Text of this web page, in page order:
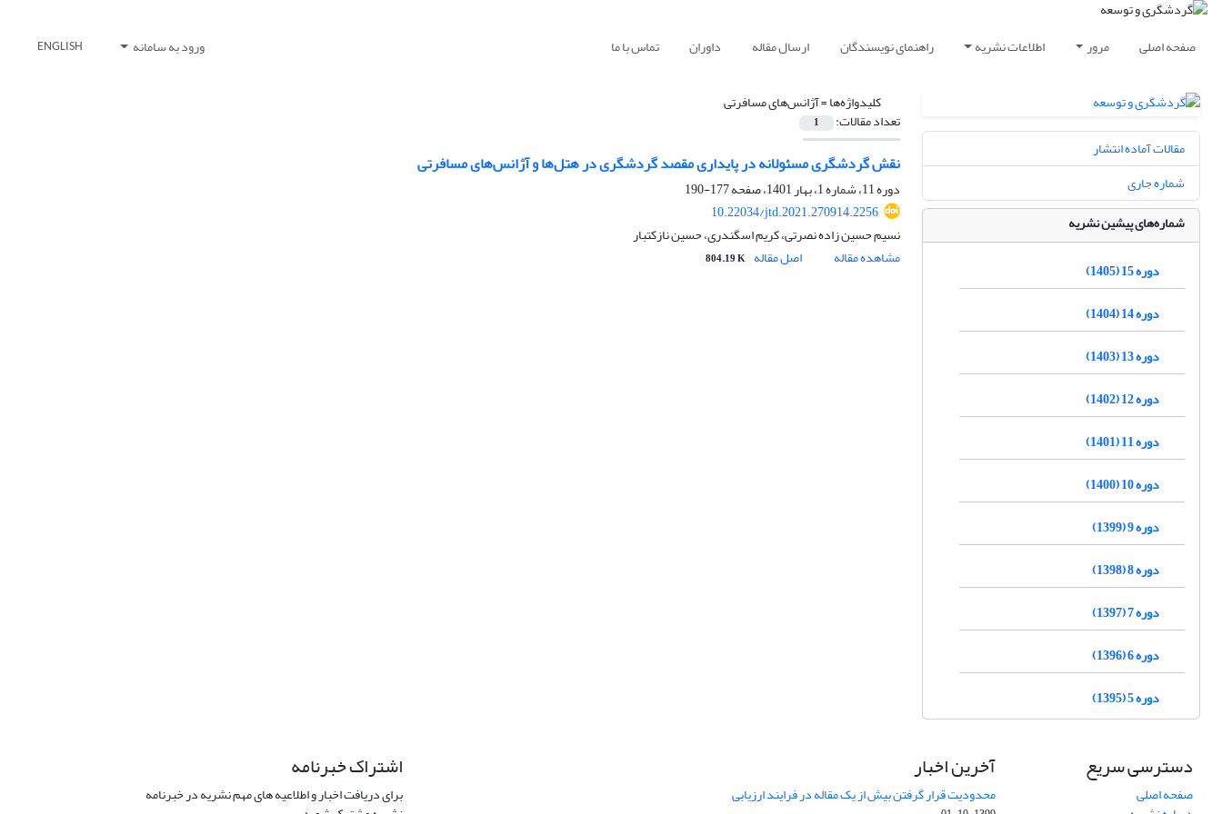
صفحه اصلی مرور اطلاعات نشریه راهنمای نویسندگان ارسال مقاله داوران تماس با ما ورود به سامانه ENGLISH
کلیدواژه‌ها =آژانس‏‌های مسافرتی
تعداد مقالات: 1
نقش گردشگری مسئولانه در پایداری مقصد گردشگری در هتل‏‌ها و آژانس‏‌های مسافرتی
دوره 11، شماره 1، بهار 1401، صفحه
177-190
10.22034/jtd.2021.270914.2256
نسیم حسین زاده نصرتی، کریم اسگندری، حسین نازکتبار
مشاهده مقاله
اصل مقاله 804.19 K
مقالات آماده انتشار
شماره جاری
شماره‌های پیشین نشریه
دوره 15 (1405)
دوره 14 (1404)
دوره 13 (1403)
دوره 12 (1402)
دوره 11 (1401)
دوره 10 (1400)
دوره 9 (1399)
دوره 8 (1398)
دوره 7 (1397)
دوره 6 (1396)
دوره 5 (1395)
دسترسی سریع
صفحه اصلی
آخرین اخبار
محدودیت قرار گرفتن بیش از یک مقاله در فرایند ارزیابی
اشتراک خبرنامه
برای دریافت اخبار و اطلاعیه های مهم نشریه در خبرنامه